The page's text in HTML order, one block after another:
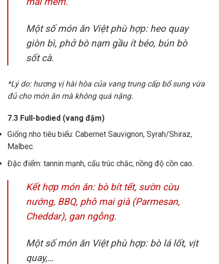
Một số món ăn Việt phù hợp: heo quay
giòn bì, phở bò nạm gầu ít béo, bún bò
sốt cà.
*Lý do: hương vị hài hòa của vang trung cấp bổ sung vừa
đủ cho món ăn mà không quá nặng.
7.3 Full-bodied (vang đậm)
Giống nho tiêu biểu: Cabernet Sauvignon, Syrah/Shiraz,
Malbec.
Đặc điểm: tannin mạnh, cấu trúc chắc, nồng độ cồn cao.
Kết hợp món ăn: bò bít tết, sườn cừu
nướng, BBQ, phô mai già (Parmesan,
Cheddar), gan ngỗng.
Một số món ăn Việt phù hợp: bò lá lốt, vịt
quay,…